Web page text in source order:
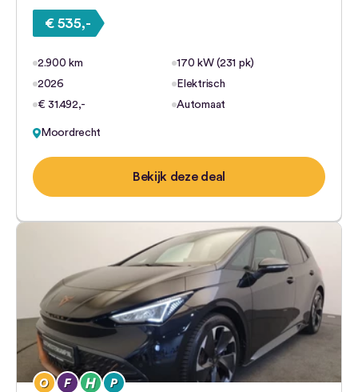
€ 535,-
2.900 km
170 kW (231 pk)
2026
Elektrisch
€ 31.492,-
Automaat
Moordrecht
Bekijk deze deal